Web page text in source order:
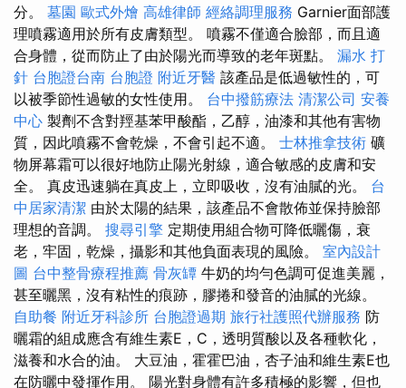
分。 墓園 歐式外燴 高雄律師 經絡調理服務 Garnier面部護
理噴霧適用於所有皮膚類型。 噴霧不僅適合臉部，而且適
合身體，從而防止了由於陽光而導致的老年斑點。 漏水 打
針 台胞證台南 台胞證 附近牙醫 該產品是低過敏性的，可
以被季節性過敏的女性使用。 台中撥筋療法 清潔公司 安養
中心 製劑不含對羥基苯甲酸酯，乙醇，油漆和其他有害物
質，因此噴霧不會乾燥，不會引起不適。 士林推拿技術 礦
物屏幕霜可以很好地防止陽光射線，適合敏感的皮膚和安
全。 真皮迅速躺在真皮上，立即吸收，沒有油膩的光。 台
中居家清潔 由於太陽的結果，該產品不會散佈並保持臉部
理想的音調。 搜尋引擎 定期使用組合物可降低曬傷，衰
老，牢固，乾燥，攝影和其他負面表現的風險。 室內設計
圖 台中整骨療程推薦 骨灰罈 牛奶的均勻色調可促進美麗，
甚至曬黑，沒有粘性的痕跡，膠捲和發音的油膩的光線。
自助餐 附近牙科診所 台胞證過期 旅行社護照代辦服務 防
曬霜的組成應含有維生素E，C，透明質酸以及各種軟化，
滋養和水合的油。 大豆油，霍霍巴油，杏子油和維生素E也
在防曬中發揮作用。 陽光對身體有許多積極的影響，但也